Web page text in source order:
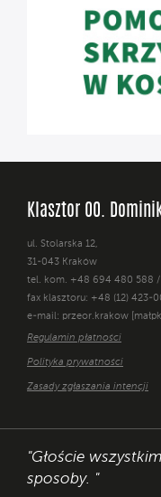
Klasztor OO.
ul. Stolarska 12,
31-043 Kraków
tel. kom. +48 694 480 588 /
fax klasztoru: +48 (12) 423-
e-mail: przeor.krakow
Regulamin płatności
Polityka prywatności
Zasady zgłaszania intencji
"Głoście
sposoby. "